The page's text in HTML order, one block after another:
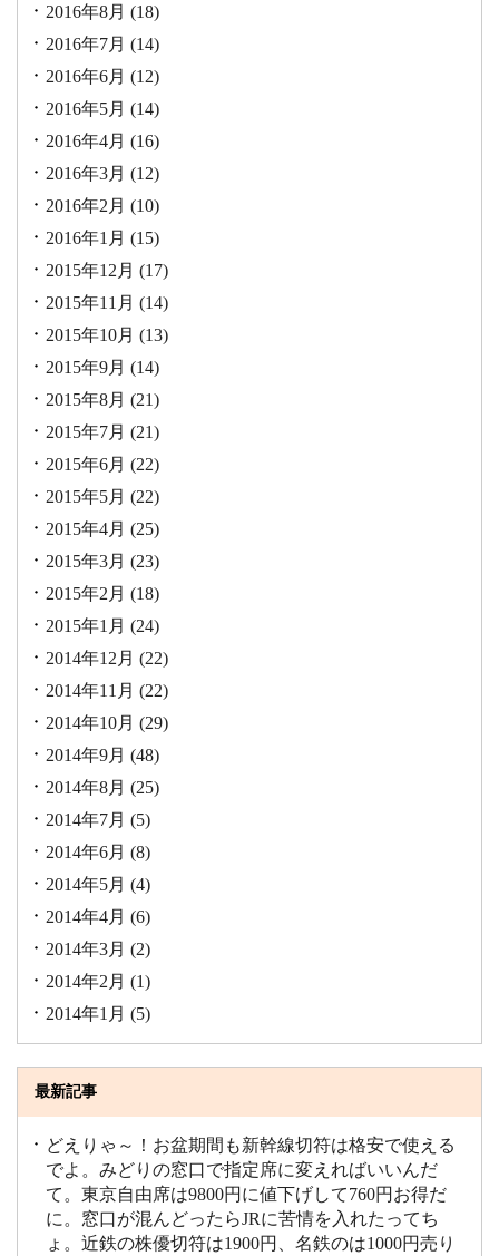
2016年8月 (18)
2016年7月 (14)
2016年6月 (12)
2016年5月 (14)
2016年4月 (16)
2016年3月 (12)
2016年2月 (10)
2016年1月 (15)
2015年12月 (17)
2015年11月 (14)
2015年10月 (13)
2015年9月 (14)
2015年8月 (21)
2015年7月 (21)
2015年6月 (22)
2015年5月 (22)
2015年4月 (25)
2015年3月 (23)
2015年2月 (18)
2015年1月 (24)
2014年12月 (22)
2014年11月 (22)
2014年10月 (29)
2014年9月 (48)
2014年8月 (25)
2014年7月 (5)
2014年6月 (8)
2014年5月 (4)
2014年4月 (6)
2014年3月 (2)
2014年2月 (1)
2014年1月 (5)
最新記事
どえりゃ～！お盆期間も新幹線切符は格安で使える
でよ。みどりの窓口で指定席に変えればいいんだ
て。東京自由席は9800円に値下げして760円お得だ
に。窓口が混んどったらJRに苦情を入れたってち
ょ。近鉄の株優切符は1900円、名鉄のは1000円売り